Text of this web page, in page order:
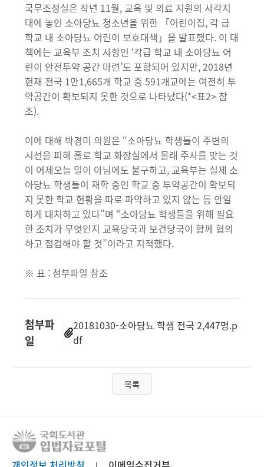
국무조정실은 작년 11월, 교육 및 의료 지원의 사각지
대에 놓인 소아당뇨 청소년을 위한 「어린이집, 각 급
학교 내 소아당뇨 어린이 보호대책」을 발표했다. 이 대
책에는 교육부 조치 사항인 ‘각급 학교 내 소아당뇨 어
린이 안전투약 공간 마련’도 포함되어 있지만, 2018년
현재 전국 1만1,665개 학교 중 591개교에는 여전히 투
약공간이 확보되지 못한 것으로 나타났다(*<표2> 참
조).
이에 대해 박경미 의원은 “소아당뇨 학생들이 주변의
시선을 피해 홀로 학교 화장실에서 몰래 주사를 맞는 것
이 어제오늘 일이 아님에도 불구하고, 교육부는 실제 소
아당뇨 학생들이 재학 중인 학교 중 투약공간이 확보되
지 못한 학교 현황을 따로 파악하고 있지 않는 등 안일
하게 대처하고 있다”며 “소아당뇨 학생들을 위해 필요
한 조치가 무엇인지 교육당국과 보건당국이 함께 협의
하고 점검해야 할 것”이라고 지적했다.
※ 표 : 첨부파일 참조
첨부파
일
20181030-소아당뇨 학생 전국 2,447명.p
df
목록